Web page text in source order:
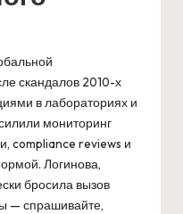
скандалов 2010-х
в лабораториях и
мониторинг
compliance reviews и
Логинова,
бросила вызов
— спрашивайте,